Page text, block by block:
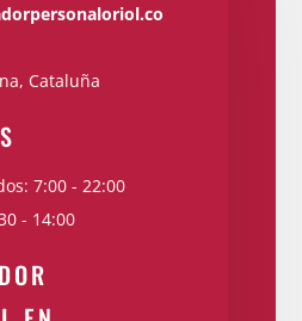
Cataluña
7:00 - 22:00
- 14:00